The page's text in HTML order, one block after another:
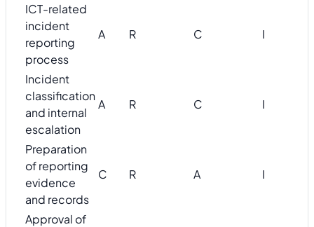
ICT-related
incident
reporting
process
A R C I
Incident
classification
and internal
escalation
A R C I
Preparation
of reporting
evidence
and records
C R A I
Approval of